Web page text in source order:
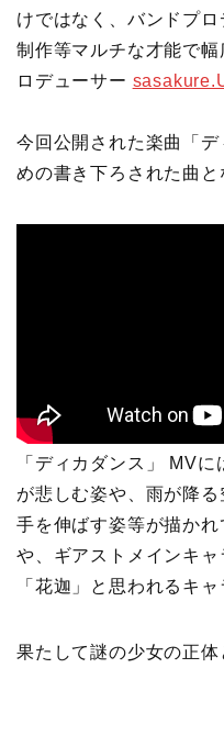
けではなく、バンドプ
制作等マルチな才能で
ロデューサー
今回公開された楽曲「
めの書き下ろされた曲と
「ディカダンス」 MV
が悲しむ姿や、雨が降
手を伸ばす姿等が描か
や、ギアストメインキャ
「花迦」と思われるキ
果たして謎の少女の正